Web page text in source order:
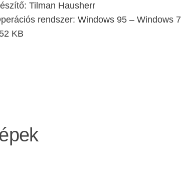
Tilman Hausherr
rendszer: Windows 95 – Windows 7
KB